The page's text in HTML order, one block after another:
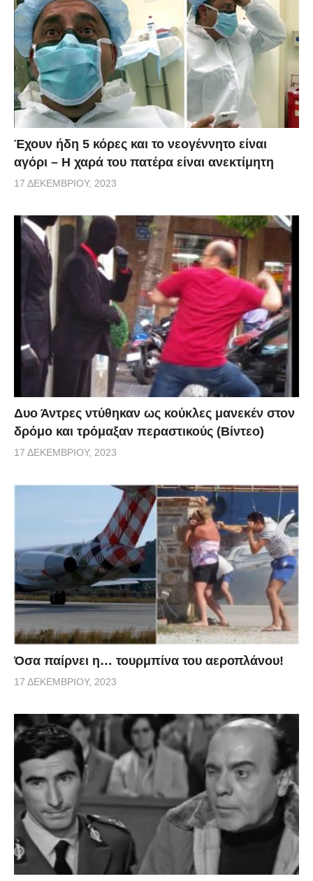
Έχουν ήδη 5 κόρες και το νεογέννητο είναι
αγόρι – Η χαρά του πατέρα είναι ανεκτίμητη
17 ΔΕΚΕΜΒΡΊΟΥ, 2023
Δυο Άντρες ντύθηκαν ως κούκλες μανεκέν στον
δρόμο και τρόμαξαν περαστικούς (Βίντεο)
17 ΔΕΚΕΜΒΡΊΟΥ, 2023
Όσα παίρνει η… τουρμπίνα του αεροπλάνου!
17 ΔΕΚΕΜΒΡΊΟΥ, 2023